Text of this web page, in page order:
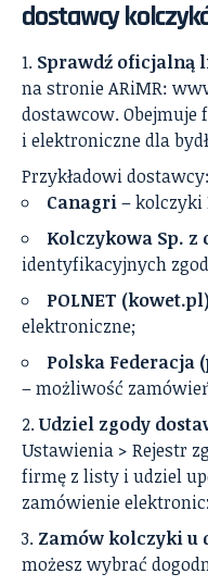
dostawcy
Sprawdź oficjalną
na stronie ARiMR:
dostawcow.
i elektroniczne dla
Przykładowi dostawcy:
Canagri– kolczyki
Kolczykowa Sp. z
identyfikacyjnych
POLNET
elektroniczne;
Polska
– możliwość
Udziel zgody
Ustawienia > Rejestr
firmę z listy i udziel
zamówienie
Zamów kolczyki u
możesz wybrać